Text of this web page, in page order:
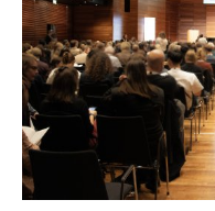
l
t
: